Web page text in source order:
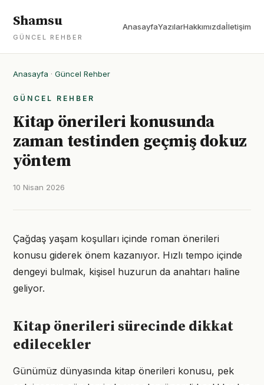
Shamsu
GÜNCEL REHBER
AnasayfaYazılarHakkımızdaİletişim
Anasayfa · Güncel Rehber
GÜNCEL REHBER
Kitap önerileri konusunda
zaman testinden geçmiş dokuz
yöntem
10 Nisan 2026
Çağdaş yaşam koşulları içinde roman önerileri
konusu giderek önem kazanıyor. Hızlı tempo içinde
dengeyi bulmak, kişisel huzurun da anahtarı haline
geliyor.
Kitap önerileri sürecinde dikkat
edilecekler
Günümüz dünyasında kitap önerileri konusu, pek